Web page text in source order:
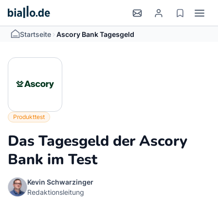
Startseite > Ascory Bank Tagesgeld
Produkttest
Das Tagesgeld der Ascory
Bank im Test
Kevin Schwarzinger
Redaktionsleitung